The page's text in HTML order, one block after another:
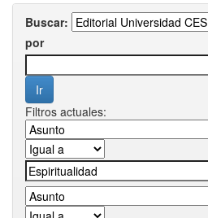
Buscar:
por
Filtros actuales: